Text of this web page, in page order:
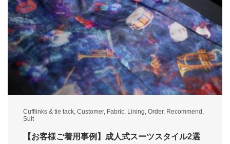
Cufflinks & tie tack Customer, Fabric Lining Order, Recommend
Suit
【お客様ご着用事例】成人式スーツスタイル2選